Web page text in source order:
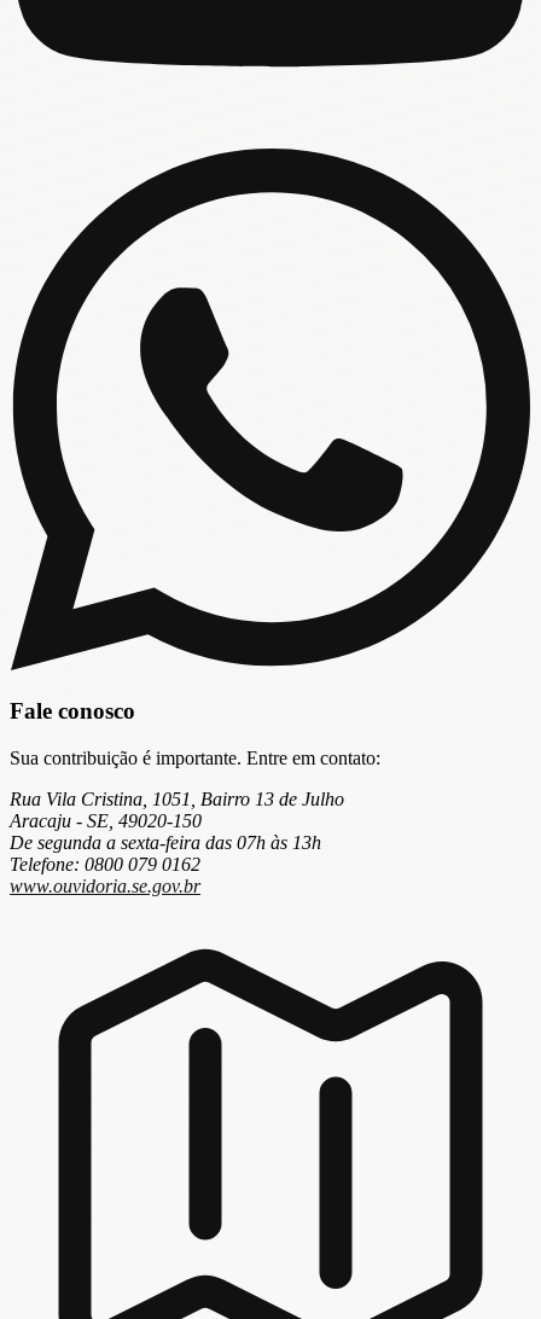
Fale conosco
Sua contribuição é importante. Entre em contato:
Rua Vila Cristina, 1051, Bairro 13 de Julho
Aracaju - SE, 49020-150
De segunda a sexta-feira das 07h às 13h
Telefone: 0800 079 0162
www.ouvidoria.se.gov.br